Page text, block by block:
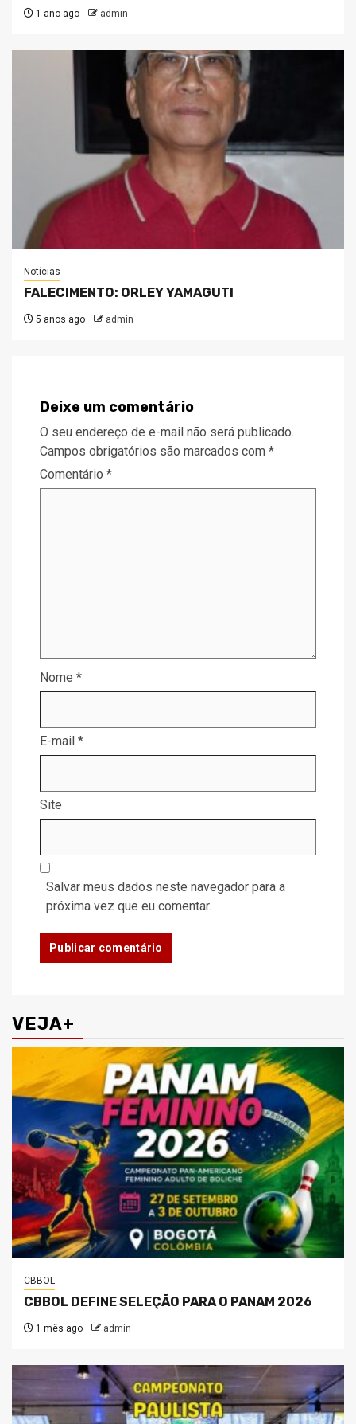
1 ano ago admin
Notícias
FALECIMENTO: ORLEY YAMAGUTI
5 anos ago admin
Deixe um comentário
O seu endereço de e-mail não será publicado.
Campos obrigatórios são marcados com *
Comentário *
Nome *
E-mail *
Site
Salvar meus dados neste navegador para a
próxima vez que eu comentar.
VEJA+
CBBOL
CBBOL DEFINE SELEÇÃO PARA O PANAM 2026
1 mês ago admin